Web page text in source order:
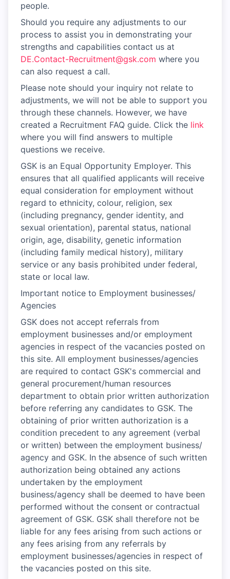
people.
Should you require any adjustments to our
process to assist you in demonstrating your
strengths and capabilities contact us at
DE.Contact-Recruitment@gsk.com where you
can also request a call.
Please note should your inquiry not relate to
adjustments, we will not be able to support you
through these channels. However, we have
created a Recruitment FAQ guide. Click the link
where you will find answers to multiple
questions we receive.
GSK is an Equal Opportunity Employer. This
ensures that all qualified applicants will receive
equal consideration for employment without
regard to ethnicity, colour, religion, sex
(including pregnancy, gender identity, and
sexual orientation), parental status, national
origin, age, disability, genetic information
(including family medical history), military
service or any basis prohibited under federal,
state or local law.
Important notice to Employment businesses/
Agencies
GSK does not accept referrals from
employment businesses and/or employment
agencies in respect of the vacancies posted on
this site. All employment businesses/agencies
are required to contact GSK's commercial and
general procurement/human resources
department to obtain prior written authorization
before referring any candidates to GSK. The
obtaining of prior written authorization is a
condition precedent to any agreement (verbal
or written) between the employment business/
agency and GSK. In the absence of such written
authorization being obtained any actions
undertaken by the employment
business/agency shall be deemed to have been
performed without the consent or contractual
agreement of GSK. GSK shall therefore not be
liable for any fees arising from such actions or
any fees arising from any referrals by
employment businesses/agencies in respect of
the vacancies posted on this site.